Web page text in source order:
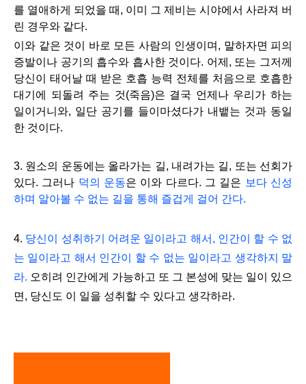
를 열애하게 되었을 때, 이미 그 제비는 시야에서 사라져 버
린 경우와 같다.
이와 같은 것이 바로 모든 사람의 인생이며, 말하자면 피의
증발이나 공기의 흡수와 흡사한 것이다. 어제, 또는 그저께
당신이 태어날 때 받은 호흡 능력 전체를 처음으로 호흡한
대기에 되돌려 주는 것(죽음)은 결국 언제나 우리가 하는
일이거니와, 일단 공기를 들이마셨다가 내뱉는 것과 동일
한 것이다.
3. 원소의 운동에는 올라가는 길, 내려가는 길, 또는 선회가
있다. 그러나 덕의 운동은 이와 다르다. 그 길은 보다 신성
하며 알아볼 수 없는 길을 통해 즐겁게 걸어 간다.
4. 당신이 성취하기 어려운 일이라고 해서, 인간이 할 수 없
는 일이라고 해서 인간이 할 수 없는 일이라고 생각하지 말
라. 오히려 인간에게 가능하고 또 그 본성에 맞는 일이 있으
면, 당신도 이 일을 성취할 수 있다고 생각하라.